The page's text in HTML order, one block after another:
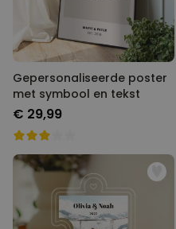
Gepersonaliseerde poster
met symbool en tekst
€ 29,99